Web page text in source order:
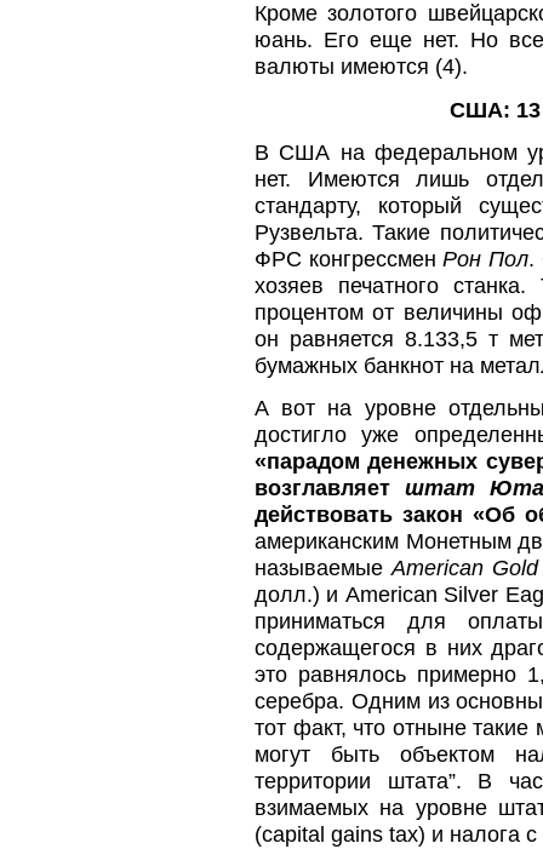
Кроме золотого
юань. Его еще нет. Но все
валюты имеются (4).
США: 13
В США на федеральном
нет. Имеются лишь
стандарту, который
Рузвельта. Такие
ФРС конгрессменРон Пол.
хозяев печатного
процентом от величины
он равняется 8.133,5 т
бумажных банкнот на
А вот на уровне
достигло уже
«парадом денежных
возглавляетштат
действовать закон «Об
американским Монетным
называемые American
долл.) и American Silver
приниматься для
содержащегося в них
это равнялось примерно
серебра. Одним из
тот факт, что отныне
могут быть объектом
территории штата”. В
взимаемых на уровне
(capital gains tax) и налога